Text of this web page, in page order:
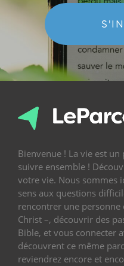
Bienvenue ! La vie est
suivre ensemble !
votre vie. Nous sommes
sens aux questions
rencontrer une personne
Christ –, découvrir des
Bible, et vous connecter
découvrent ce même
reviendrez encore et